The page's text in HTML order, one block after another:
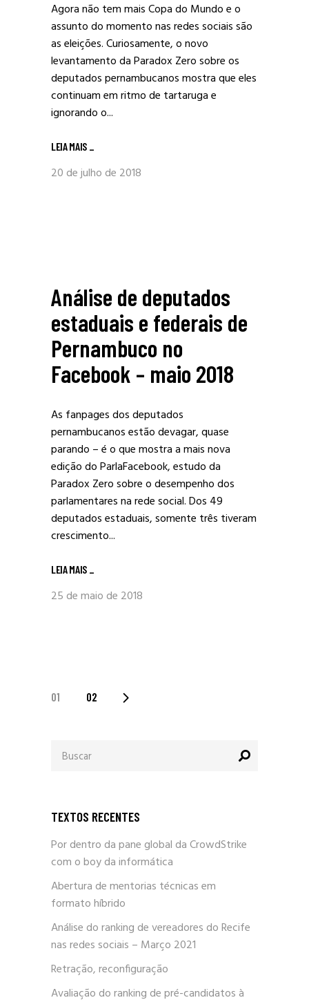
Agora não tem mais Copa do Mundo e o
assunto do momento nas redes sociais são
as eleições. Curiosamente, o novo
levantamento da Paradox Zero sobre os
deputados pernambucanos mostra que eles
continuam em ritmo de tartaruga e
ignorando o...
LEIA MAIS _
20 de julho de 2018
Análise de deputados
estaduais e federais de
Pernambuco no
Facebook – maio 2018
As fanpages dos deputados
pernambucanos estão devagar, quase
parando – é o que mostra a mais nova
edição do ParlaFacebook, estudo da
Paradox Zero sobre o desempenho dos
parlamentares na rede social. Dos 49
deputados estaduais, somente três tiveram
crescimento...
LEIA MAIS _
25 de maio de 2018
PAGINAÇÃO
POSTS
01 02
por:
TEXTOS RECENTES
Por dentro da pane global da CrowdStrike
com o boy da informática
Abertura de mentorias técnicas em
formato híbrido
Análise do ranking de vereadores do Recife
nas redes sociais – Março 2021
Retração, reconfiguração
Avaliação do ranking de pré-candidatos à